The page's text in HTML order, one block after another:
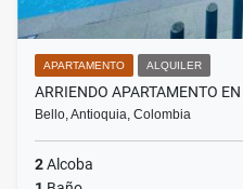
APARTAMENTO ALQUILER
ARRIENDO APARTAMENTO
Bello, Antioquia, Colombia
2Alcoba